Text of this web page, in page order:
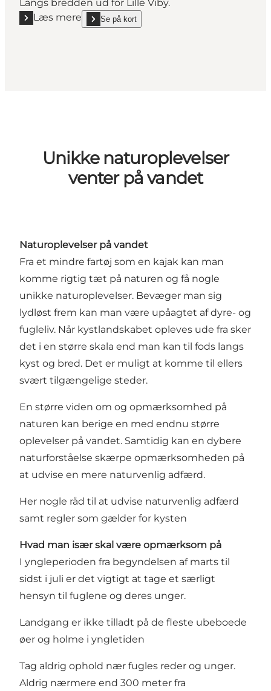
Langs bredden ud for Lille Viby.
Læs mere
Læs mere "12 | Pausested"
Se på kort
show 12 | Pausested on_map
Unikke naturoplevelser
venter på vandet
Naturoplevelser på vandet
Fra et mindre fartøj som en kajak kan man
komme rigtig tæt på naturen og få nogle
unikke naturoplevelser. Bevæger man sig
lydløst frem kan man være upåagtet af dyre- og
fugleliv. Når kystlandskabet opleves ude fra sker
det i en større skala end man kan til fods langs
kyst og bred. Det er muligt at komme til ellers
svært tilgængelige steder.
En større viden om og opmærksomhed på
naturen kan berige en med endnu større
oplevelser på vandet. Samtidig kan en dybere
naturforståelse skærpe opmærksomheden på
at udvise en mere naturvenlig adfærd.
Her nogle råd til at udvise naturvenlig adfærd
samt regler som gælder for kysten
Hvad man især skal være opmærksom på
I yngleperioden fra begyndelsen af marts til
sidst i juli er det vigtigt at tage et særligt
hensyn til fuglene og deres unger.
Landgang er ikke tilladt på de fleste ubeboede
øer og holme i yngletiden
Tag aldrig ophold nær fugles reder og unger.
Aldrig nærmere end 300 meter fra